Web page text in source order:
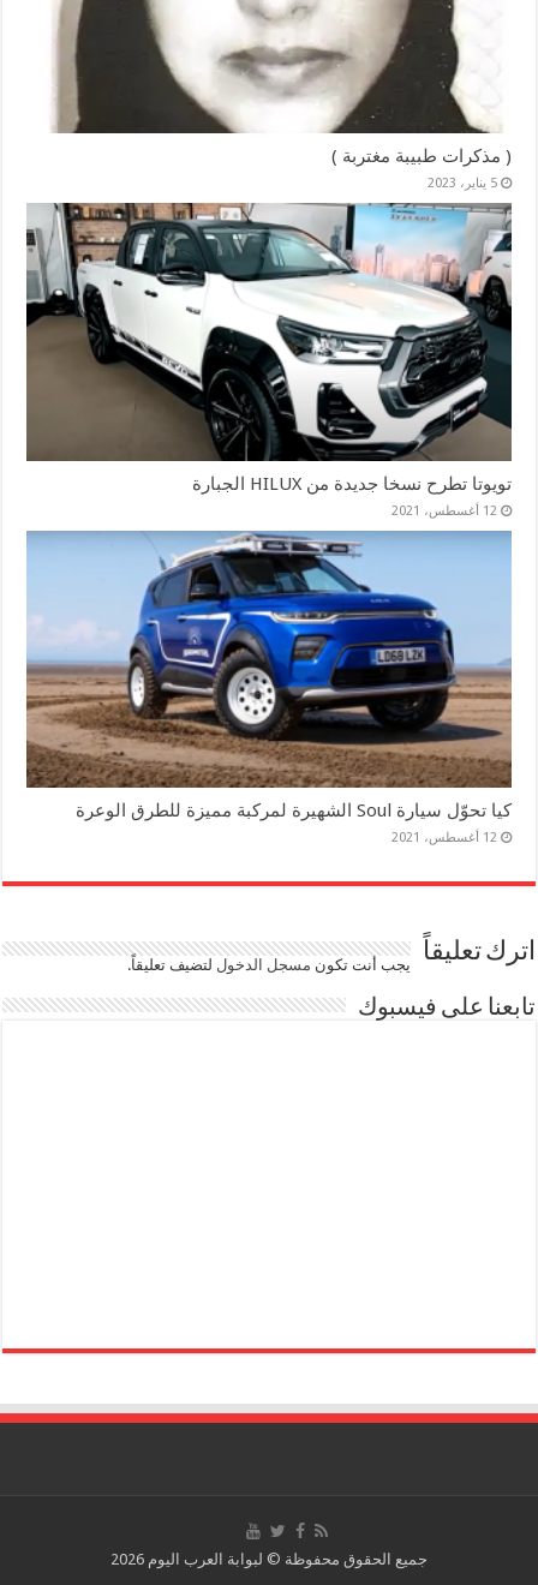
( مذكرات طبيبة مغتربة )
5 يناير، 2023
تويوتا تطرح نسخا جديدة من HILUX الجبارة
12 أغسطس، 2021
كيا تحوّل سيارة Soul الشهيرة لمركبة مميزة للطرق الوعرة
12 أغسطس، 2021
اترك تعليقاً يجب أنت تكون مسجل الدخوللتضيف تعليقاً.
تابعنا على فيسبوك
جميع الحقوق محفوظة © لبوابة العرب اليوم 2026